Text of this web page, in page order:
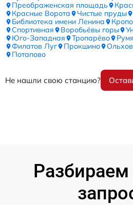
Преображенская площадь
Красные Ворота
Чистые пруды
Библиотека имени Ленина
Спортивная
Воробьёвы горы
Юго-Западная
Тропарёво
Филатов Луг
Прокшино
Потапово
Не нашли свою станцию?